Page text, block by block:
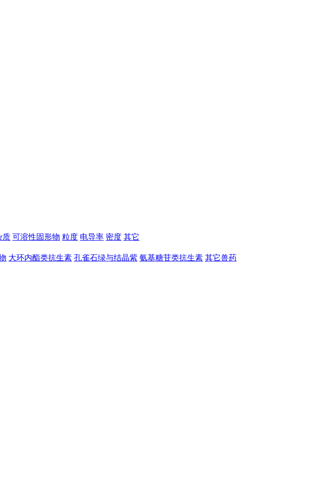
质 可溶性固形物 粒度 电导率 密度 其它
大环内酯类抗生素 孔雀石绿与结晶紫 氨基糖苷类抗生素 其它兽药